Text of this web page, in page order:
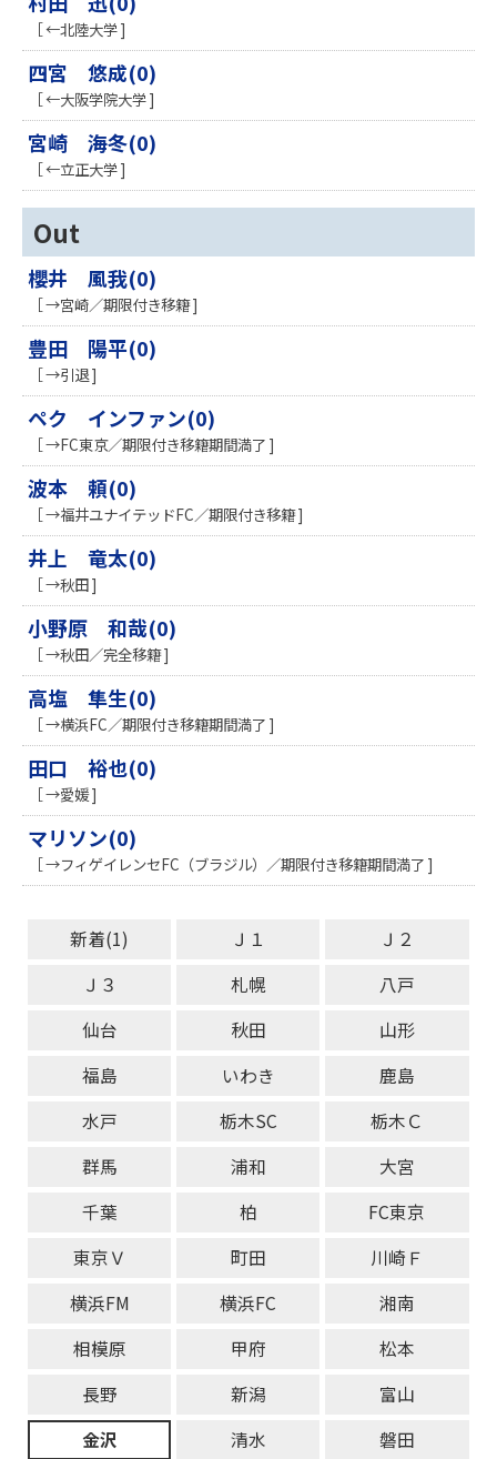
［ ←北陸大学 ]
四宮 悠成(0)
［ ←大阪学院大学 ]
宮崎 海冬(0)
［ ←立正大学 ]
Out
櫻井 風我(0)
［ →宮崎／期限付き移籍 ]
豊田 陽平(0)
［ →引退 ]
ペク インファン(0)
［ →FC東京／期限付き移籍期間満了 ]
波本 頼(0)
［ →福井ユナイテッドFC／期限付き移籍 ]
井上 竜太(0)
［ →秋田 ]
小野原 和哉(0)
［ →秋田／完全移籍 ]
高塩 隼生(0)
［ →横浜FC／期限付き移籍期間満了 ]
田口 裕也(0)
［ →愛媛 ]
マリソン(0)
［ →フィゲイレンセFC（ブラジル）／期限付き移籍期間満了 ]
新着(1) Ｊ１
Ｊ２
Ｊ３
札幌
八戸
仙台
秋田
山形
福島
いわき
鹿島
水戸
栃木SC
栃木Ｃ
群馬
浦和
大宮
千葉
柏
FC東京
東京Ｖ
町田
川崎Ｆ
横浜FM
横浜FC
湘南
相模原
甲府
松本
長野
新潟
富山
金沢
清水
磐田